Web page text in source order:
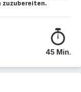
zuzubereiten.
45 Min.